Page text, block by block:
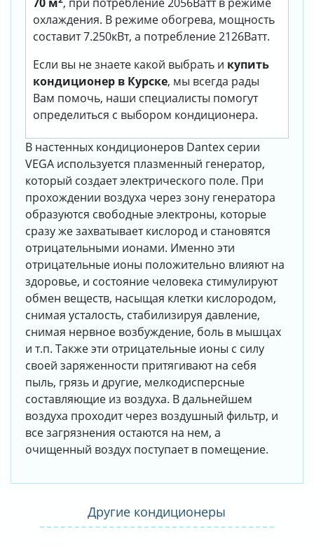
70 м , при потребление 2056Ватт в режиме
охлаждения. В режиме обогрева, мощность
составит 7.250кВт, а потребление 2126Ватт.
Если вы не знаете какой выбрать и купить
кондиционер в Курске, мы всегда рады
Вам помочь, наши специалисты помогут
определиться с выбором кондиционера.
В настенных кондиционеров Dantex серии
VEGA используется плазменный генератор,
который создает электрического поле. При
прохождении воздуха через зону генератора
образуются свободные электроны, которые
сразу же захватывает кислород и становятся
отрицательными ионами. Именно эти
отрицательные ионы положительно влияют на
здоровье, и состояние человека стимулируют
обмен веществ, насыщая клетки кислородом,
снимая усталость, стабилизируя давление,
снимая нервное возбуждение, боль в мышцах
и т.п. Также эти отрицательные ионы с силу
своей заряженности притягивают на себя
пыль, грязь и другие, мелкодисперсные
составляющие из воздуха. В дальнейшем
воздуха проходит через воздушный фильтр, и
все загрязнения остаются на нем, а
очищенный воздух поступает в помещение.
Другие кондиционеры